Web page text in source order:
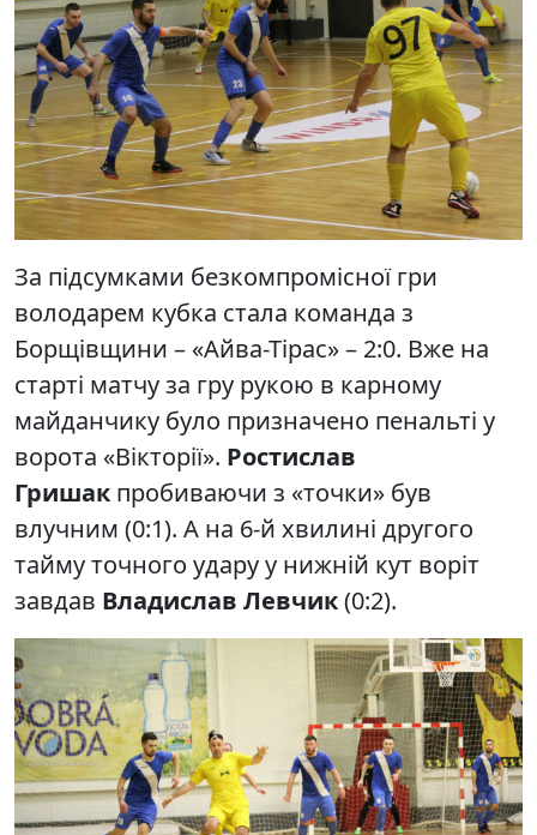
За підсумками безкомпромісної гри
володарем кубка стала команда з
Борщівщини – «Айва-Тірас» – 2:0. Вже на
старті матчу за гру рукою в карному
майданчику було призначено пенальті у
ворота «Вікторії». Ростислав
Гришак пробиваючи з «точки» був
влучним (0:1). А на 6-й хвилині другого
тайму точного удару у нижній кут воріт
завдав Владислав Левчик(0:2).